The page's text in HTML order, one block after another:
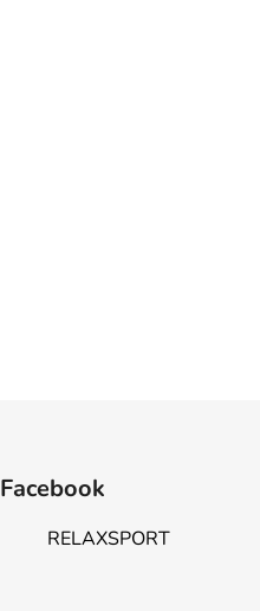
Facebook
RELAXSPORT